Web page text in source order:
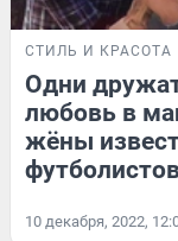
СТИЛЬ И КРАСОТА
Одни
любовь в
жёны
10 декабря, 2022,